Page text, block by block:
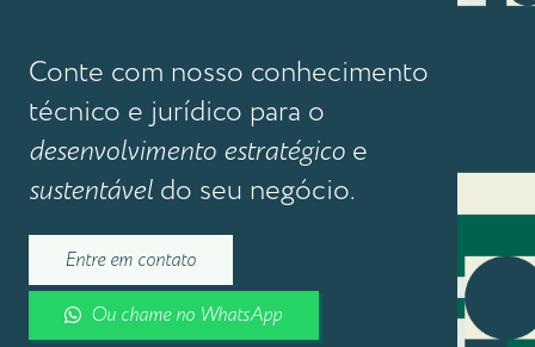
Conte com nosso conhecimento
técnico e jurídico para o
desenvolvimento estratégico e
sustentável do seu negócio.
Entre em contato
Ou chame no WhatsApp